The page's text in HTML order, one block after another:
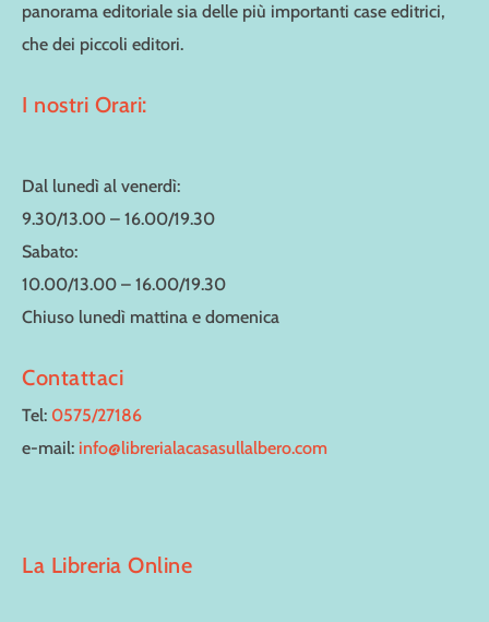
panorama editoriale sia delle più importanti case editrici,
che dei piccoli editori.
I nostri Orari:
Dal lunedì al venerdì:
9.30/13.00 – 16.00/19.30
Sabato:
10.00/13.00 – 16.00/19.30
Chiuso lunedì mattina e domenica
Contattaci
Tel: 0575/27186
e-mail: info@librerialacasasullalbero.com
La Libreria Online